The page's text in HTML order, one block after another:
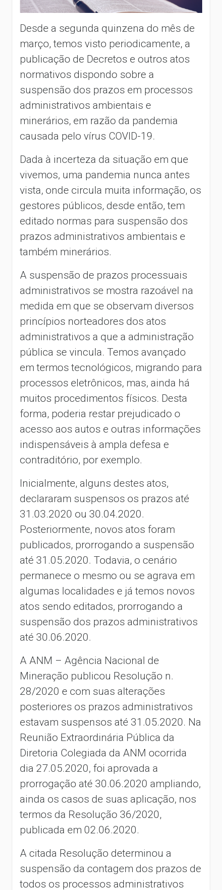
Desde a segunda quinzena do mês de
março, temos visto periodicamente, a
publicação de Decretos e outros atos
normativos dispondo sobre a
suspensão dos prazos em processos
administrativos ambientais e
minerários, em razão da pandemia
causada pelo vírus COVID-19.
Dada à incerteza da situação em que
vivemos, uma pandemia nunca antes
vista, onde circula muita informação, os
gestores públicos, desde então, tem
editado normas para suspensão dos
prazos administrativos ambientais e
também minerários.
A suspensão de prazos processuais
administrativos se mostra razoável na
medida em que se observam diversos
princípios norteadores dos atos
administrativos a que a administração
pública se vincula. Temos avançado
em termos tecnológicos, migrando para
processos eletrônicos, mas, ainda há
muitos procedimentos físicos. Desta
forma, poderia restar prejudicado o
acesso aos autos e outras informações
indispensáveis à ampla defesa e
contraditório, por exemplo.
Inicialmente, alguns destes atos,
declararam suspensos os prazos até
31.03.2020 ou 30.04.2020.
Posteriormente, novos atos foram
publicados, prorrogando a suspensão
até 31.05.2020. Todavia, o cenário
permanece o mesmo ou se agrava em
algumas localidades e já temos novos
atos sendo editados, prorrogando a
suspensão dos prazos administrativos
até 30.06.2020.
A ANM – Agência Nacional de
Mineração publicou Resolução n.
28/2020 e com suas alterações
posteriores os prazos administrativos
estavam suspensos até 31.05.2020. Na
Reunião Extraordinária Pública da
Diretoria Colegiada da ANM ocorrida
dia 27.05.2020, foi aprovada a
prorrogação até 30.06.2020 ampliando,
ainda os casos de suas aplicação, nos
termos da Resolução 36/2020,
publicada em 02.06.2020.
A citada Resolução determinou a
suspensão da contagem dos prazos de
todos os processos administrativos